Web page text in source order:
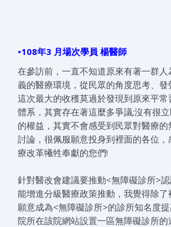
•108年3 月場次學員 楊醫師
在參訪前，一直不知道原來有著一群
義的醫療環境，從民眾的角度思考、發
這次最大的收穫莫過於發現到原來平
體系，其實存在著這麼多爭議;沒有很
的權益，其實不會感受到民眾對醫療
討論，很佩服願意投身到裡面的各位
療改革犧牲奉獻的您們!
針對醫改會建議要推動<無障礙診所>
能增進分級醫療政策推動，我覺得除
願意成為<無障礙診所>的診所知名度
院所在該院網站設置一區無障礙診所